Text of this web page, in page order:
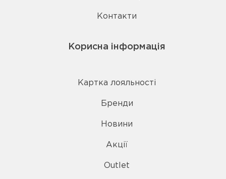
Контакти
Корисна інформація
Картка лояльності
Бренди
Новини
Акції
Outlet